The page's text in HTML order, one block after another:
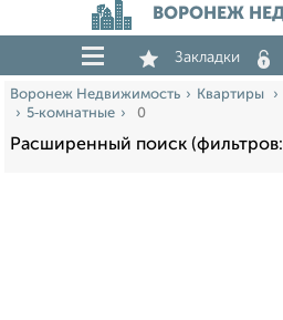
ВОРОНЕЖ
Закладки
Воронеж Недвижимость Квартиры
5‑комнатные
0
Расширенный поиск